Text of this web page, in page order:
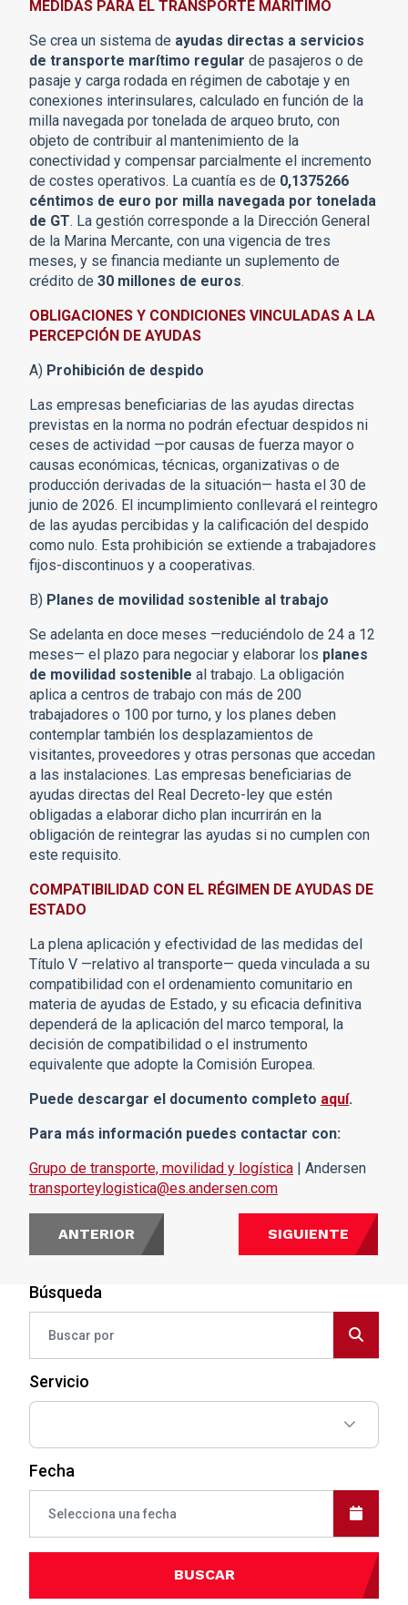
Búsqueda
Servicio
Fecha
BUSCAR
MEDIDAS PARA EL TRANSPORTE MARÍTIMO
Se crea un sistema de ayudas directas a servicios
de transporte marítimo regular de pasajeros o de
pasaje y carga rodada en régimen de cabotaje y en
conexiones interinsulares, calculado en función de la
milla navegada por tonelada de arqueo bruto, con
objeto de contribuir al mantenimiento de la
conectividad y compensar parcialmente el incremento
de costes operativos. La cuantía es de 0,1375266
céntimos de euro por milla navegada por tonelada
de GT. La gestión corresponde a la Dirección General
de la Marina Mercante, con una vigencia de tres
meses, y se financia mediante un suplemento de
crédito de 30 millones de euros.
OBLIGACIONES Y CONDICIONES VINCULADAS A LA
PERCEPCIÓN DE AYUDAS
A) Prohibición de despido
Las empresas beneficiarias de las ayudas directas
previstas en la norma no podrán efectuar despidos ni
ceses de actividad —por causas de fuerza mayor o
causas económicas, técnicas, organizativas o de
producción derivadas de la situación— hasta el 30 de
junio de 2026. El incumplimiento conllevará el reintegro
de las ayudas percibidas y la calificación del despido
como nulo. Esta prohibición se extiende a trabajadores
fijos-discontinuos y a cooperativas.
B) Planes de movilidad sostenible al trabajo
Se adelanta en doce meses —reduciéndolo de 24 a 12
meses— el plazo para negociar y elaborar los planes
de movilidad sostenible al trabajo. La obligación
aplica a centros de trabajo con más de 200
trabajadores o 100 por turno, y los planes deben
contemplar también los desplazamientos de
visitantes, proveedores y otras personas que accedan
a las instalaciones. Las empresas beneficiarias de
ayudas directas del Real Decreto-ley que estén
obligadas a elaborar dicho plan incurrirán en la
obligación de reintegrar las ayudas si no cumplen con
este requisito.
COMPATIBILIDAD CON EL RÉGIMEN DE AYUDAS DE
ESTADO
La plena aplicación y efectividad de las medidas del
Título V —relativo al transporte— queda vinculada a su
compatibilidad con el ordenamiento comunitario en
materia de ayudas de Estado, y su eficacia definitiva
dependerá de la aplicación del marco temporal, la
decisión de compatibilidad o el instrumento
equivalente que adopte la Comisión Europea.
Puede descargar el documento completo aquí.
Para más información puedes contactar con:
Grupo de transporte, movilidad y logística | Andersen
transporteylogistica@es.andersen.com
ANTERIOR SIGUIENTE